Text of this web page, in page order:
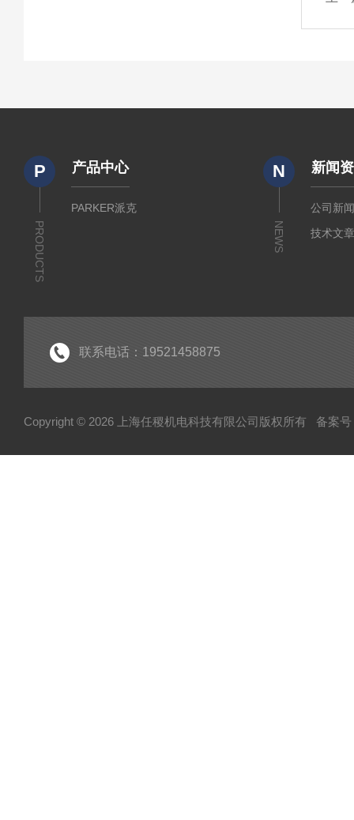
P
PRODUCTS
产品中心
PARKER派克
N
NEWS
新闻
公司新
技术文
联系电话：19521458875
Copyright © 2026 上海任稷机电科技有限公司版权所有 备案号